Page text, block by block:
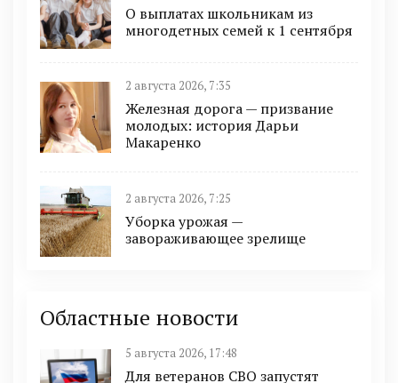
О выплатах школьникам из
многодетных семей к 1 сентября
2 августа 2026, 7:35
Железная дорога — призвание
молодых: история Дарьи
Макаренко
2 августа 2026, 7:25
Уборка урожая —
завораживающее зрелище
Областные новости
5 августа 2026, 17:48
Для ветеранов СВО запустят